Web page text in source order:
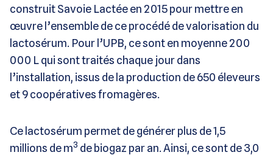
construit Savoie Lactée en 2015 pour mettre en
œuvre l’ensemble de ce procédé de valorisation du
lactosérum. Pour l’UPB, ce sont en moyenne 200
000 L qui sont traités chaque jour dans
l’installation, issus de la production de 650 éleveurs
et 9 coopératives fromagères.
Ce lactosérum permet de générer plus de 1,5
millions de m3 de biogaz par an. Ainsi, ce sont de 3,0